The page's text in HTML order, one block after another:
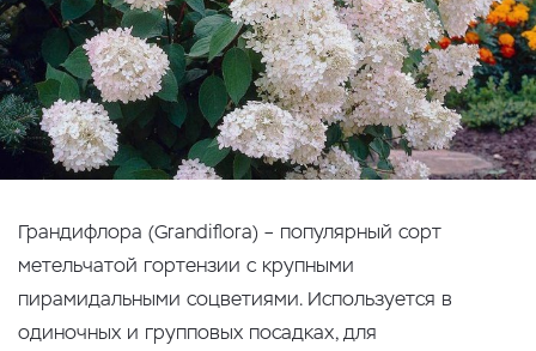
Грандифлора (Grandiflora) – популярный сорт
метельчатой гортензии с крупными
пирамидальными соцветиями. Используется в
одиночных и групповых посадках, для